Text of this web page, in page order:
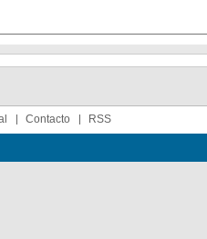
Contacto RSS